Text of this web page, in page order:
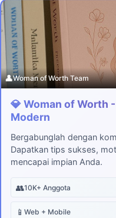
👤Woman of Worth Team
💎 Woman of Worth
Modern
Bergabunglah dengan
Dapatkan tips sukses,
mencapai impian Anda.
👥10K+ Anggota
📱 Web + Mobile